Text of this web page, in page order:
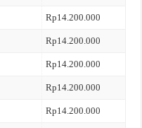
Rp14.200.000
Rp14.200.000
Rp14.200.000
Rp14.200.000
Rp14.200.000